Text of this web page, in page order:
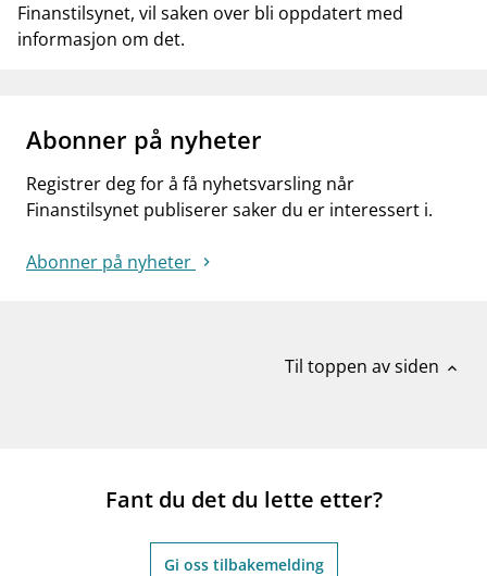
Finanstilsynet, vil saken over bli oppdatert med
informasjon om det.
Abonner på nyheter
Registrer deg for å få nyhetsvarsling når
Finanstilsynet publiserer saker du er interessert i.
Abonner på nyheter
Til toppen av siden expand_less
Fant du det du lette etter?
Gi oss tilbakemelding